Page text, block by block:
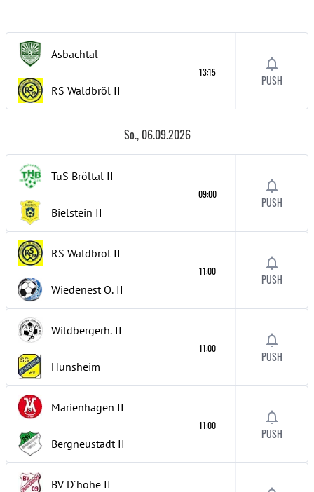
Asbachtal
RS Waldbröl II
13:15
PUSH
So., 06.09.2026
TuS Bröltal II
Bielstein II
09:00
PUSH
RS Waldbröl II
Wiedenest O. II
11:00
PUSH
Wildbergerh. II
Hunsheim
11:00
PUSH
Marienhagen II
Bergneustadt II
11:00
PUSH
BV D´höhe II